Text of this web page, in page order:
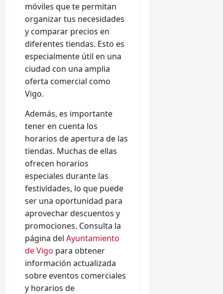
móviles que te permitan
organizar tus necesidades
y comparar precios en
diferentes tiendas. Esto es
especialmente útil en una
ciudad con una amplia
oferta comercial como
Vigo.
Además, es importante
tener en cuenta los
horarios de apertura de las
tiendas. Muchas de ellas
ofrecen horarios
especiales durante las
festividades, lo que puede
ser una oportunidad para
aprovechar descuentos y
promociones. Consulta la
página del Ayuntamiento
de Vigo para obtener
información actualizada
sobre eventos comerciales
y horarios de